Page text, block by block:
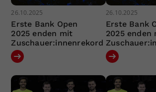
26.10.2025
Erste Bank Open
2025 enden mit
Zuschauer:innenrekord
26.10.2025
Erste Bank
2025 enden